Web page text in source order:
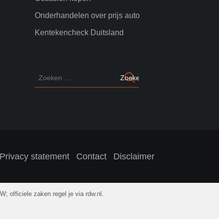
Onderhandelen over prijs auto
Kentekencheck Duitsland
Privacy statement Contact Disclaimer
officiele zaken regel je via rdw.nl.